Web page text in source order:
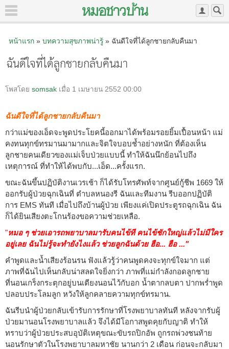
หน้าแรก» บทความสุขภาพน่ารู้» ฉันดีใจที่ได้ลูกชายกลับคืนมา
ฉันดีใจที่ได้ลูกชายกลับคืนมา
โพสโดย somsak เมื่อ 1 เมษายน 2552 00:00
ฉันดีใจที่ได้ลูกชายกลับคืนมา
กว่าแม่ของเอ็ดจะพูดประโยคนี้ออกมาได้พร้อมรอยยิ้มเปื้อนหน้า แม่
คงทนทุกข์ทรมานมามากและจิตใจบอบช้ำอย่างหนัก ที่ต้องเห็น
ลูกชายคนเดียวของแม่เจ็บป่วยแบบนี้ ทำให้ฉันนึกย้อนไปถึง
เหตุการณ์ ที่ทำให้ได้พบกับ...เอ็ด...ครั้งแรก.
ขณะฉันขึ้นปฏิบัติงานเวรเช้า ก็ได้รับโทรศัพท์จากศูนย์กู้ชีพ 1669 ให้
ออกรับผู้ป่วยฉุกเฉินที่ ตำบลหนองรี ฉันและทีมงาน รีบออกปฏิบัติ
การ EMS ทันที เมื่อไปถึงบ้านผู้ป่วย เพียงแค่เปิดประตูรถฉุกเฉิน ฉัน
ก็ได้ยินเสียงตะโกนร้องขอความช่วยเหลือ.
"หมอ ๆ ช่วยเอารถพยาบาลมารับคนไข้ที คนไข้ชักใหญ่แล้วไม่มีใคร
อยู่เลย ฉันไม่รู้จะทำยังไงแล้ว ช่วยลูกฉันด้วย ฮือ... ฮือ ..."
คำพูดและน้ำเสียงร้อนรน ฟังแล้วรู้ว่าคนพูดคงจะทุกข์ใจมาก แต่
ภาพที่ฉันไปเห็นกลับน่าสลดใจยิ่งกว่า ภาพที่แม่กำลังกอดลูกชาย
ที่นอนเกร็งกระตุกอยู่บนเตียงนอนไว้กับอก น้ำตากลบตา ปากพร่ำพูด
ปลอบประโลมลูก หวังให้ลูกคลายความทุกข์ทรมาน.
ฉันรีบนำผู้ป่วยกลับเข้ารับการรักษาที่โรงพยาบาลทันที หลังจากรับผู้
ป่วยมานอนโรงพยาบาลแล้ว จึงได้มีโอกาสพูดคุยกับญาติ ทำให้
ทราบว่าผู้ป่วยประสบอุบัติเหตุขณะขับรถปิกอัพ ถูกรถพ่วงชนท้าย
นอนรักษาตัวในโรงพยาบาลมหาชัย นานกว่า 2 เดือน ก่อนจะกลับมา